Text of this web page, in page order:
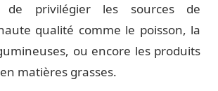
de privilégier les sources de
qualité comme le poisson, la
ou encore les produits
matières grasses.